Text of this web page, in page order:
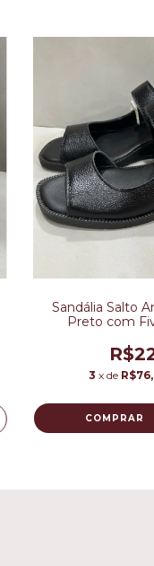
Sandália Salto
Preto com
3 x de
COMPRAR